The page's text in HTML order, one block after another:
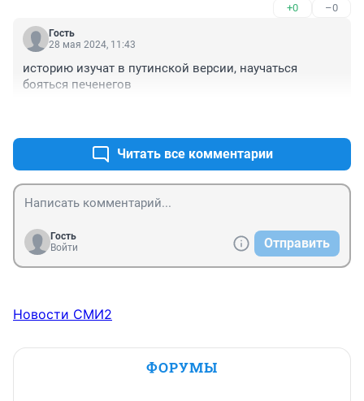
Не логичнее свой опыт реализовывать в той сфере,
где ты уже состоялся? Или для реализации ИДЕИ
нужно вот такую показуху устроить? Ничего не
+0 –0
Гость
28 мая 2024, 11:43
историю изучат в путинской версии, научаться
бояться печенегов
Читать все комментарии
Гость
Войти
Отправить
Новости СМИ2
ФОРУМЫ